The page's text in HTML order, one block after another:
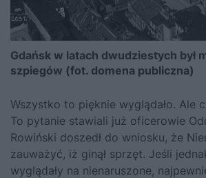
Gdańsk w latach dwudziestych był
szpiegów (fot. domena publiczna)
Wszystko to pięknie wyglądało. Ale
To pytanie stawiali już oficerowie
Rowiński doszedł do wniosku, że
zauważyć, iż ginął sprzęt. Jeśli
wyglądały na nienaruszone,